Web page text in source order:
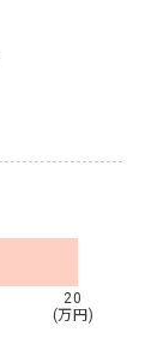
20
(万円)